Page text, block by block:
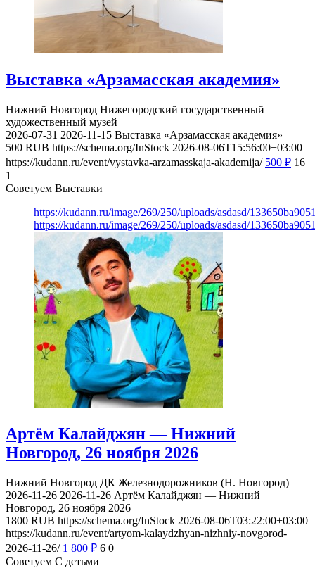
Выставка «Арзамасская академия»
Нижний Новгород Нижегородский государственный
художественный музей
2026-07-31 2026-11-15 Выставка «Арзамасская академия»
500 RUB https://schema.org/InStock 2026-08-06T15:56:00+03:00
https://kudann.ru/event/vystavka-arzamasskaja-akademija/ 500 ₽ 16
1
Советуем Выставки
https://kudann.ru/image/269/250/uploads/asdasd/
https://kudann.ru/image/269/250/uploads/asdasd/
Артём Калайджян — Нижний
Новгород, 26 ноября 2026
Нижний Новгород ДК Железнодорожников (Н. Новгород)
2026-11-26 2026-11-26 Артём Калайджян — Нижний
Новгород, 26 ноября 2026
1800 RUB https://schema.org/InStock 2026-08-06T03:22:00+03:00
https://kudann.ru/event/artyom-kalaydzhyan-nizhniy-novgorod-
2026-11-26/ 1 800 ₽ 6 0
Советуем С детьми